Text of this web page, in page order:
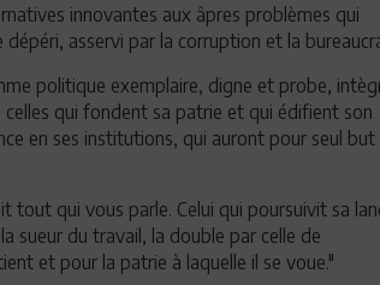
innovantes aux âpres problèmes qui
asservi par la corruption et la
politique exemplaire, digne et probe,
qui fondent sa patrie et qui édifient son
en ses institutions, qui auront pour seul but
tout qui vous parle. Celui qui poursuivit sa
sueur du travail, la double par celle de
et pour la patrie à laquelle il se voue."